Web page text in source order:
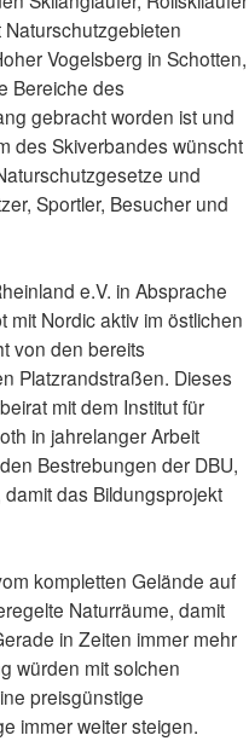
Vogelsberg in Schotten,
Bereiche des
gebracht worden ist und
des Skiverbandes wünscht
und
Sportler, Besucher und
e.V. in Absprache
mit Nordic aktiv im östlichen
von den bereits
Platzrandstraßen. Dieses
mit dem Institut für
in jahrelanger Arbeit
Bestrebungen der DBU,
das Bildungsprojekt
kompletten Gelände auf
Naturräume, damit
in Zeiten immer mehr
würden mit solchen
preisgünstige
immer weiter steigen.